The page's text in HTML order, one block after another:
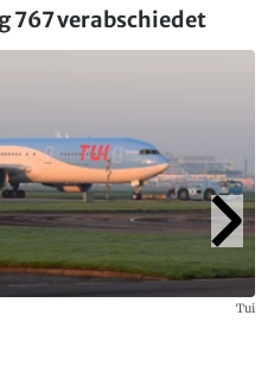
767 verabschiedet
Tui